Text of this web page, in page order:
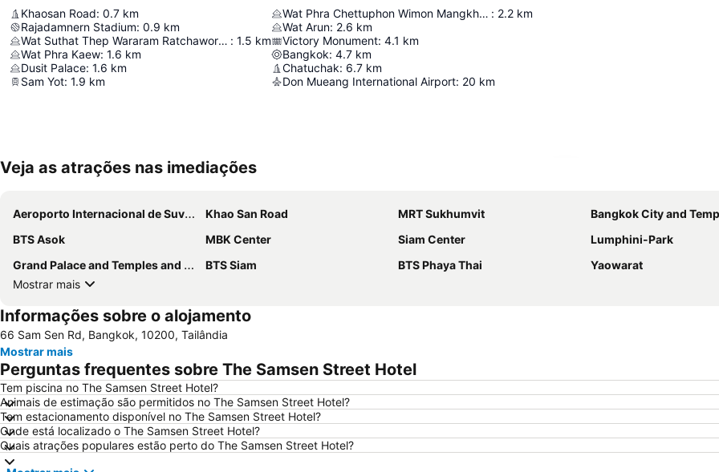
Khaosan Road: 0.7 km
Rajadamnern Stadium: 0.9 km
Wat Suthat Thep Wararam Ratchaworamahawihan : 1.5 km
Wat Phra Kaew: 1.6 km
Dusit Palace: 1.6 km
Sam Yot: 1.9 km
Wat Phra Chettuphon Wimon Mangkhalaram Ratchaworamahawihan : 2.2 km
Wat Arun: 2.6 km
Victory Monument: 4.1 km
Bangkok: 4.7 km
Chatuchak: 6.7 km
Don Mueang International Airport: 20 km
Veja as atrações nas imediações
Aeroporto Internacional de Suvarnabhumi Khao San Road MRT Sukhumvit
Bangkok City and
BTS Asok
MBK Center Siam Center
Lumphini-Park
Grand Palace and Temples and City Tour
BTS Siam BTS Phaya Thai
Yaowarat
Mostrar mais
Informações sobre o alojamento
66 Sam Sen Rd, Bangkok, 10200, Tailândia
Mostrar mais
Perguntas frequentes sobre The Samsen Street Hotel
Tem piscina no The Samsen Street Hotel?
Animais de estimação são permitidos no The Samsen Street Hotel?
Tem estacionamento disponível no The Samsen Street Hotel?
Onde está localizado o The Samsen Street Hotel?
Quais atrações populares estão perto do The Samsen Street Hotel?